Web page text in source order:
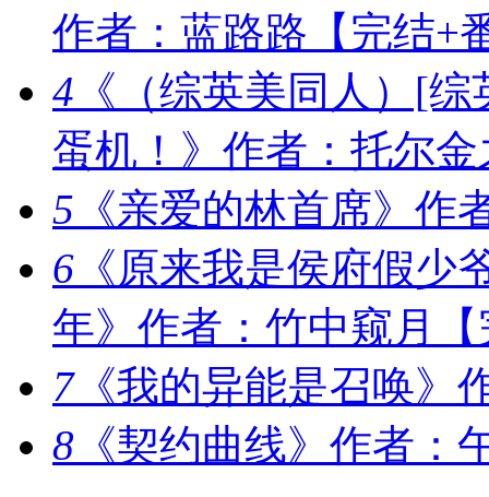
作者：蓝路路【完结+
4 《（综英美同人）[
蛋机！》作者：托尔
5 《亲爱的林首席》作
6 《原来我是侯府假少
年》作者：竹中窥月
7《我的异能是召唤》
8 《契约曲线》作者：